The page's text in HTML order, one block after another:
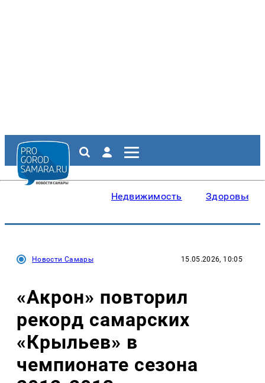
Недвижимость Здоровье
Новости Самары 15.05.2026, 10:05
«Акрон» повторил
рекорд самарских
«Крыльев» в
чемпионате сезона